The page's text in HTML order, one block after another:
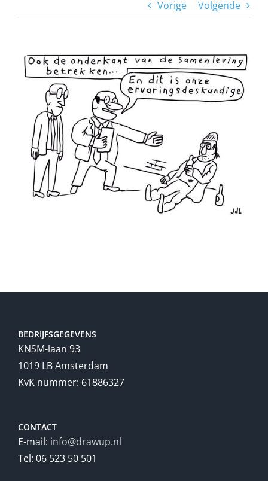
Vorige Volgende
View
Larger
BEDRIJFSGEGEVENS
KNSM-laan 93
1019 LB Amsterdam
KvK nummer: 61886327
CONTACT
E-mail: info@drawup.nl
Tel: 06 523 50 501